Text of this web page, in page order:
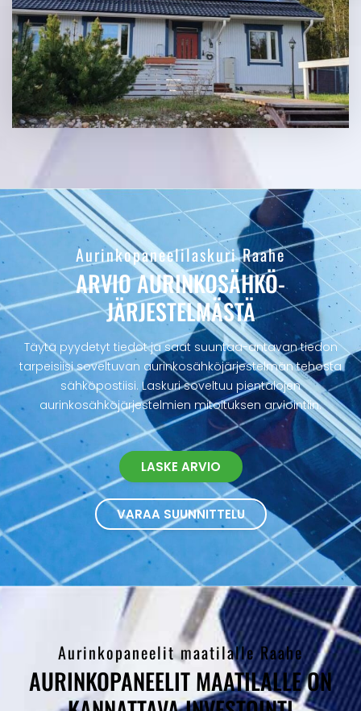
Aurinkopaneelilaskuri Raahe
ARVIO AURINKOSÄHKÖ­
JÄRJESTELMÄSTÄ
Täytä pyydetyt tiedot ja saat suuntaa-antavan tiedon
tarpeisiisi soveltuvan aurinkosähköjärjestelmän tehosta
sähköpostiisi. Laskuri soveltuu pientalojen
aurinkosähköjärjestelmien mitoituksen arviointiin.
LASKE ARVIO
VARAA SUUNNITTELU
Aurinkopaneelit maatilalle Raahe
AURINKOPANEELIT MAATILALLE ON